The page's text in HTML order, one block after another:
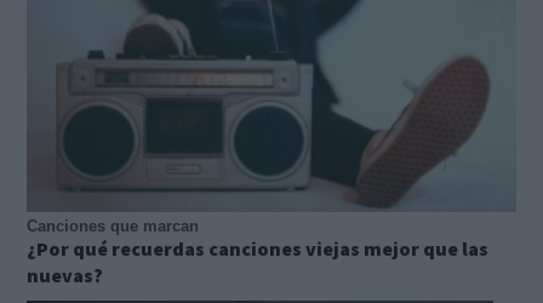
Canciones que marcan
¿Por qué recuerdas canciones viejas mejor que las
nuevas?